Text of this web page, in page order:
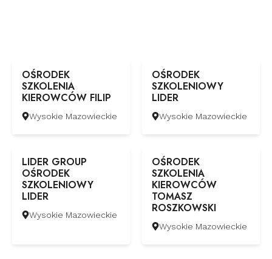
OŚRODEK
SZKOLENIA
KIEROWCÓW FILIP
Wysokie Mazowieckie
OŚRODEK
SZKOLENIOWY
LIDER
Wysokie Mazowieckie
LIDER GROUP
OŚRODEK
SZKOLENIOWY
LIDER
Wysokie Mazowieckie
OŚRODEK
SZKOLENIA
KIEROWCÓW
TOMASZ
ROSZKOWSKI
Wysokie Mazowieckie